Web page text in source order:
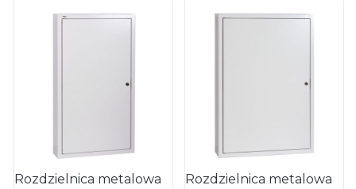
Rozdzielnica metalowa
Rozdzielnica metalowa